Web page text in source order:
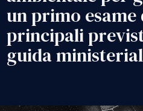
un primo
principali
guida